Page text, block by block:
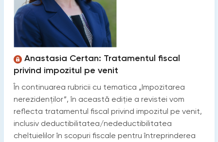
Anastasia Certan: Tratamentul fiscal
privind impozitul pe venit
În continuarea rubricii cu tematica „Impozitarea
nerezidenților”, în această ediție a revistei vom
reflecta tratamentul fiscal privind impozitul pe venit,
inclusiv deductibilitatea/nedeductibilitatea
cheltuielilor în scopuri fiscale pentru întreprinderea